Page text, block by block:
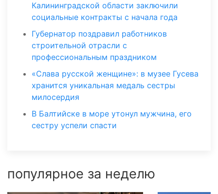
Калининградской области заключили
социальные контракты с начала года
Губернатор поздравил работников
строительной отрасли с
профессиональным праздником
«Слава русской женщине»: в музее Гусева
хранится уникальная медаль сестры
милосердия
В Балтийске в море утонул мужчина, его
сестру успели спасти
популярное за неделю